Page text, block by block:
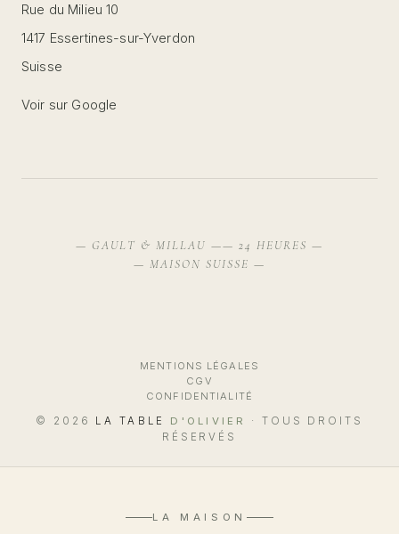
Rue du Milieu 10
1417 Essertines-sur-Yverdon
Suisse
Voir sur Google
— GAULT & MILLAU —— 24 HEURES —
— MAISON SUISSE —
MENTIONS LÉGALES
CGV
CONFIDENTIALITÉ
© 2026
LA TABLE D'OLIVIER
· TOUS DROITS
RÉSERVÉS
LA MAISON